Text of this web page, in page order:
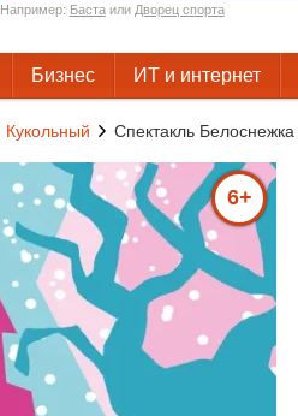
Например: Бастаили Дворец спорта
Бизнес ИТ и интернет
Кукольный Спектакль Белоснежка
6+